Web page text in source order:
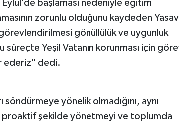
başlaması nedeniyle eğitim
zorunlu olduğunu kaydeden
görevlendirilmesi gönüllülük ve uygunluk
süreçte Yeşil Vatanın korunması için
ederiz" dedi.
söndürmeye yönelik olmadığını, aynı
şekilde yönetmeyi ve toplumda